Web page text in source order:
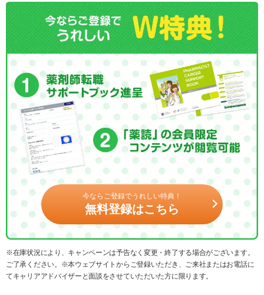
今ならご登録でうれしい特典！
無料登録はこちら
※在庫状況により、キャンペーンは予告なく変更・終了する場合がございます。
ご了承ください。※本ウェブサイトからご登録いただき、ご来社またはお電話に
てキャリアアドバイザーと面談をさせていただいた方に限ります。